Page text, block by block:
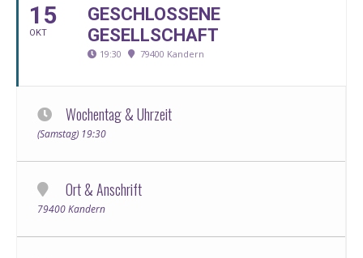
15
OKT
GESCHLOSSENE
GESELLSCHAFT
19:30 79400 Kandern
Wochentag & Uhrzeit
(Samstag) 19:30
Ort & Anschrift
79400 Kandern